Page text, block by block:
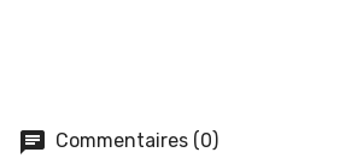
chat Commentaires (0)